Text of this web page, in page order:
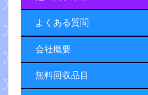
よくある質問
会社概要
無料回収品目